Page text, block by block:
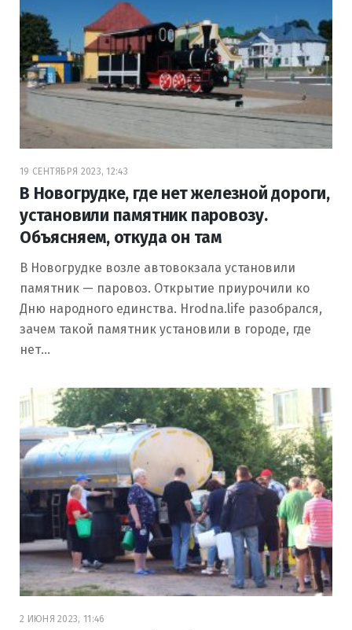
19 СЕНТЯБРЯ 2023, 12:43
В Новогрудке, где нет железной дороги,
установили памятник паровозу.
Объясняем, откуда он там
В Новогрудке возле автовокзала установили
памятник — паровоз. Открытие приурочили ко
Дню народного единства. Hrodna.life разобрался,
зачем такой памятник установили в городе, где
нет…
2 ИЮНЯ 2023, 11:46